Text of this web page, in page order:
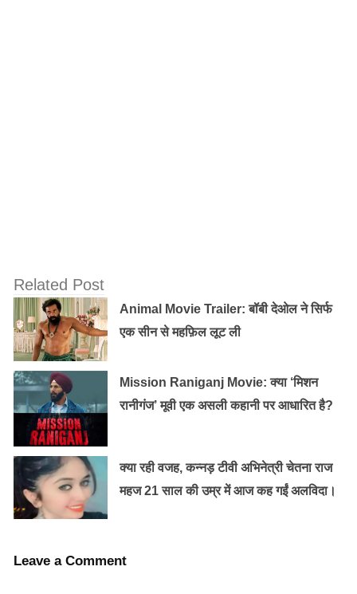
Related Post
Animal Movie Trailer: बॉबी देओल ने सिर्फ
एक सीन से महफ़िल लूट ली
Mission Raniganj Movie: क्या ‘मिशन
रानीगंज’ मूवी एक असली कहानी पर आधारित है?
क्या रही वजह, कन्नड़ टीवी अभिनेत्री चेतना राज
महज 21 साल की उम्र में आज कह गईं अलविदा।
Leave a Comment